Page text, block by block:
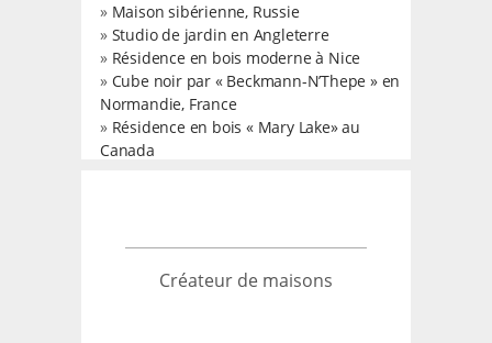
» Maison sibérienne, Russie
» Studio de jardin en Angleterre
» Résidence en bois moderne à Nice
» Cube noir par « Beckmann-N’Thepe » en
Normandie, France
» Résidence en bois « Mary Lake» au
Canada
Créateur de maisons